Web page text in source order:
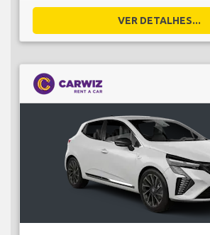
VER DETALHES...